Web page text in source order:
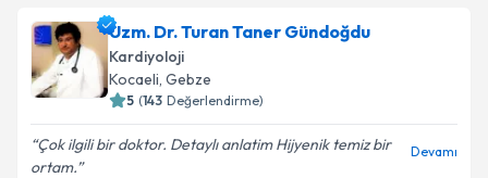
Uzm. Dr. Turan Taner Gündoğdu
Kardiyoloji
Kocaeli, Gebze
5 (143 Değerlendirme)
Çok ilgili bir doktor. Detaylı anlatim Hijyenik temiz bir
ortam.
Devamı